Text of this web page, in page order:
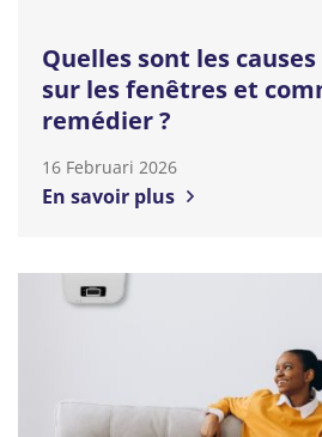
Quelles sont les
sur les fenêtres et
remédier ?
16 Februari 2026
En savoir plus